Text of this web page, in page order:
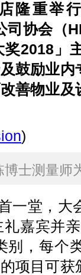
隆重举
司协会（
2018」
鼓励业
善物业
)
士测量师
一堂，大
嘉宾并
别，每个
项目可